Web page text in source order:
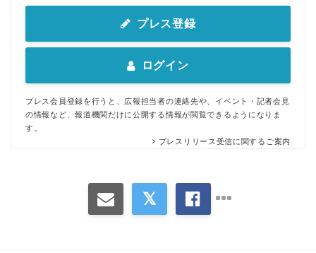
プレス登録
ログイン
プレス会員登録を行うと、広報担当者の連絡先や、イベント・記者会見
の情報など、報道機関だけに公開する情報が閲覧できるようになりま
す。
プレスリリース受信に関するご案内